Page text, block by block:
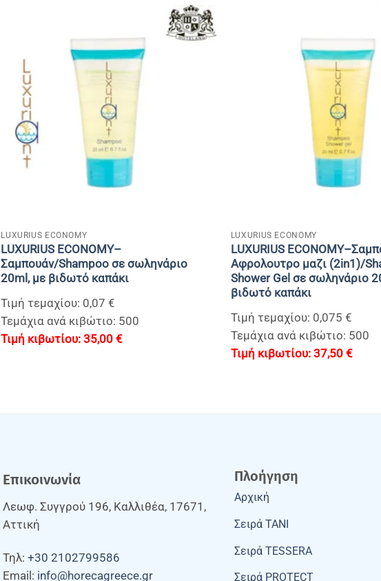
LUXURIUS ECONOMY
LUXURIUS ECONOMY–
Σαμπουάν/Shampoo σε σωληνάριο
20ml, με βιδωτό καπάκι
Τιμή τεμαχίου: 0,07 €
Τεμάχια ανά κιβώτιο: 500
35,00€
LUXURIUS ECONOMY
LUXURIUS
Αφρολουτρο μαζι (2in1)/
Shοwer Gel σε σωληνάριο
βιδωτό καπάκι
Τιμή τεμαχίου: 0,075 €
Τεμάχια ανά κιβώτιο: 500
37,50 €
Επικοινωνία
Λεωφ. Συγγρού 196, Καλλιθέα, 17671,
Αττική
Τηλ: +30 2102799586
Email: info@horecagreece.gr
Πλοήγηση
Αρχική
Σειρά TANI
Σειρά TESSERA
Σειρά PROTECT